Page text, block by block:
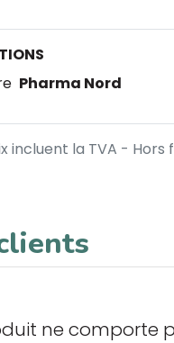
Pharma Nord
incluent la TVA - Hors
ne comporte